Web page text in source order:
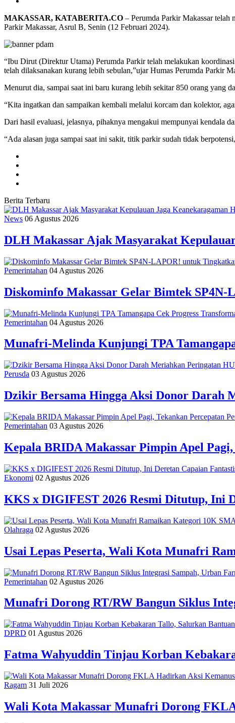
MAKASSAR, KATABERITA.CO – Perumda Parkir Makassar telah
Parkir Makassar, Asrul B, Senin (12 Februari 2024).
“Ibu Dirut (Direktur Utama) Perumda Parkir telah melakukan
telah dilaksanakan kurang lebih sebulan,”ujar Humas Perumda Parkir
Menurut dia, sampai saat ini baru kurang lebih sekitar 850 orang yang
“Kita ingatkan dan sampaikan kembali melalui korcam dan kolektor,
Dari hasil evaluasi, jelasnya, pihaknya mengakui mempunyai kendala
“Ada alasan juga sampai saat ini sakit, titik parkir sudah tidak
Berita Terbaru
News 06 Agustus 2026
DLH Makassar Ajak Masyarakat
Pemerintahan 04 Agustus 2026
Diskominfo Makassar Gelar Bimtek
Pemerintahan 04 Agustus 2026
Munafri-Melinda Kunjungi TPA
Perusda 03 Agustus 2026
Dzikir Bersama Hingga Aksi Donor Darah
Pemerintahan 03 Agustus 2026
Kepala BRIDA Makassar Pimpin Apel
Ekonomi 02 Agustus 2026
KKS x DIGIFEST 2026 Resmi Ditutup, Ini
Olahraga 02 Agustus 2026
Usai Lepas Peserta, Wali Kota Munafri
Pemerintahan 02 Agustus 2026
Munafri Dorong RT/RW Bangun Siklus
DPRD 01 Agustus 2026
Fatma Wahyuddin Tinjau Korban
Ragam 31 Juli 2026
Wali Kota Makassar Munafri Dorong